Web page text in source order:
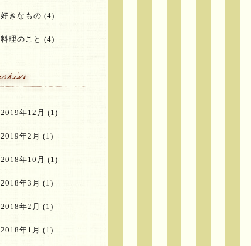
好きなもの (4)
料理のこと (4)
2019年12月 (1)
2019年2月 (1)
2018年10月 (1)
2018年3月 (1)
2018年2月 (1)
2018年1月 (1)